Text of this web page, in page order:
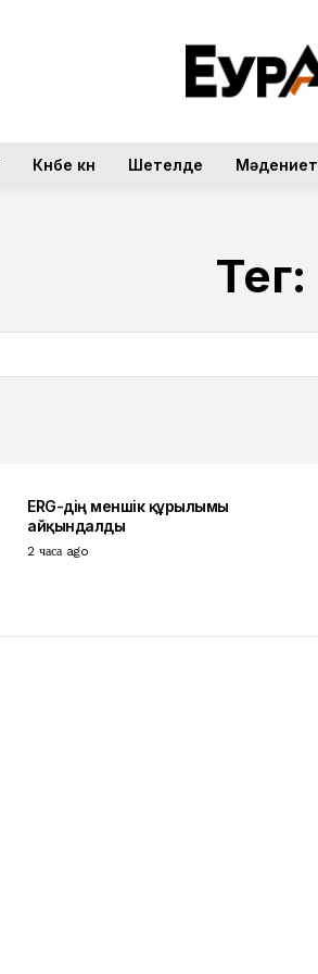
Күнбе күн Шетелде Мәдениет
Тег:
ERG-дің меншік құрылымы
айқындалды
2 часа ago